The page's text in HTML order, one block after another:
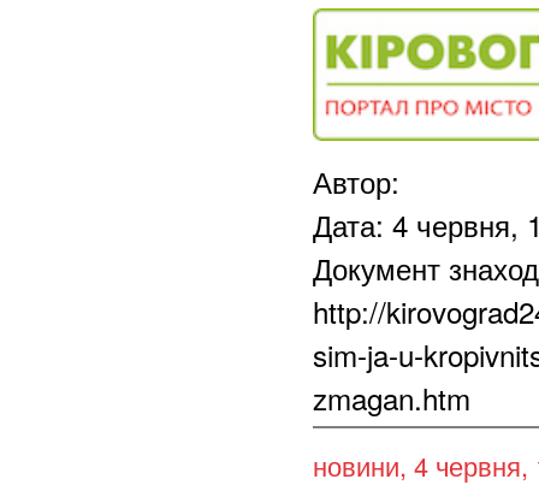
Автор:
Дата: 4 червня,
Документ
http://
sim-ja-u-
zmagan.htm
новини, 4 червня,